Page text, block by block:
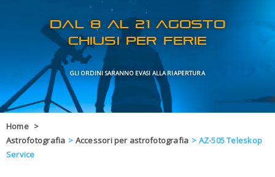
PRODOTTI
LEARN & FUN
MARCHI
OFFERTE
BLOG
Home >
Astrofotografia > Accessori per astrofotografia > AZ-505 Teleskop
Service